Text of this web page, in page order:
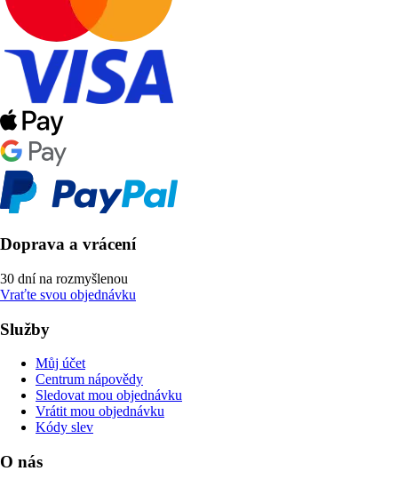
Doprava a vrácení
30 dní na rozmyšlenou
Vraťte svou objednávku
Služby
Můj účet
Centrum nápovědy
Sledovat mou objednávku
Vrátit mou objednávku
Kódy slev
O nás